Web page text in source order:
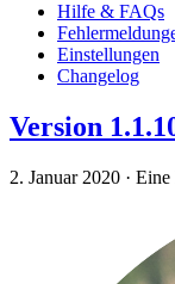
Hilfe & FAQs
Einstellungen
Changelog
Version
2. Januar 2020 · Eine